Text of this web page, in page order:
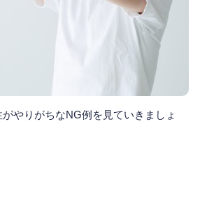
やりがちなNG例を見ていきましょ